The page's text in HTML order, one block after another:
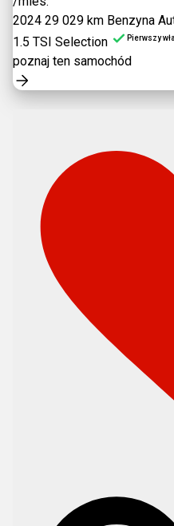
2024 29 029 km Benzyna
1.5 TSI Selection
Pierwszy
poznaj ten samochód